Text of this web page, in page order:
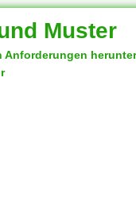
Muster